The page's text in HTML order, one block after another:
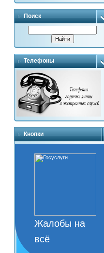
Поиск
Телефоны
Кнопки
Жалобы на
всё